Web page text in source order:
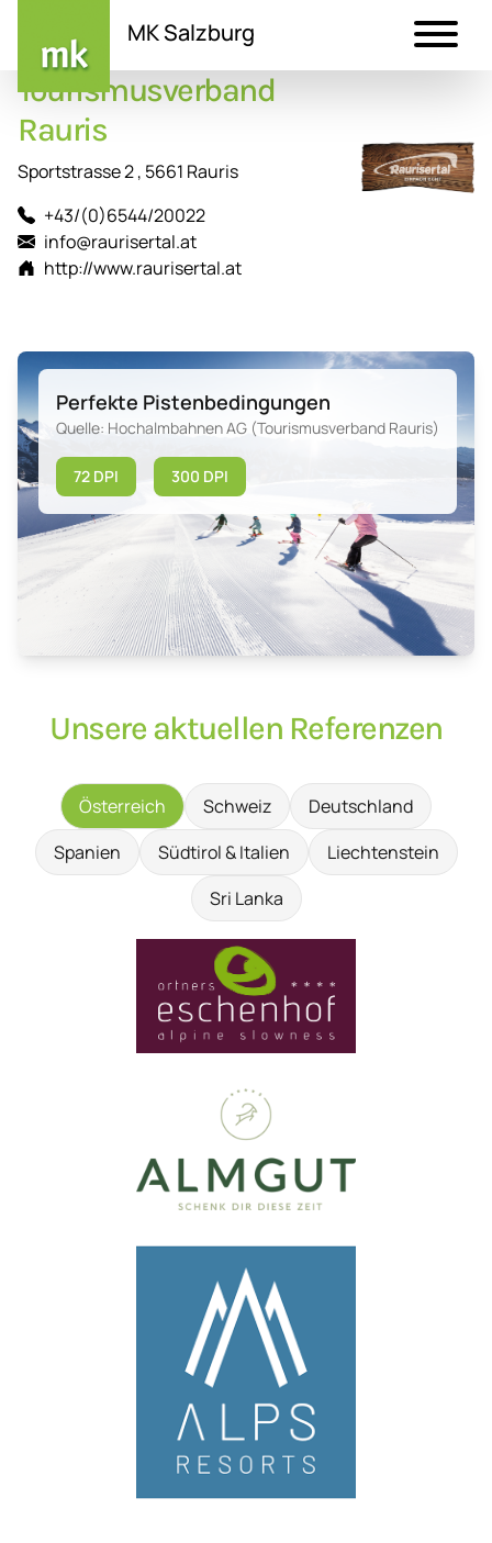
Inhalt
MK Salzburg
Tourismusverband
Rauris
Sportstrasse 2 , 5661 Rauris
+43/(0)6544/20022
info@raurisertal.at
http://www.raurisertal.at
Perfekte Pistenbedingungen
Quelle: Hochalmbahnen AG (Tourismusverband Rauris)
72 DPI 300 DPI
Unsere aktuellen Referenzen
Österreich Schweiz
Deutschland
Spanien
Südtirol & Italien
Liechtenstein
Sri Lanka